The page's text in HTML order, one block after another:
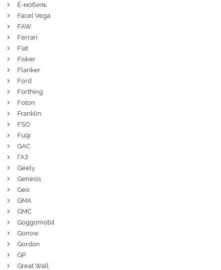
Ё-мобиль
Facel Vega
FAW
Ferrari
Fiat
Fisker
Flanker
Ford
Forthing
Foton
Franklin
FSO
Fuqi
GAC
ГАЗ
Geely
Genesis
Geo
GMA
GMC
Goggomobil
Gonow
Gordon
GP
Great Wall